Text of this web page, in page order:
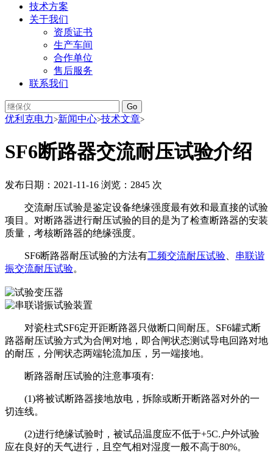
技术方案
关于我们
资质证书
生产车间
合作单位
售后服务
联系我们
Go
优利克电力>新闻中心>技术文章>
SF6断路器交流耐压试验介绍
发布日期：2021-11-16 浏览：2845 次
交流耐压试验是鉴定设备绝缘强度最有效和最直接的试验
项目。对断路器进行耐压试验的目的是为了检查断路器的安装
质量，考核断路器的绝缘强度。
SF6断路器耐压试验的方法有工频交流耐压试验
串联谐
振交流耐压试验。
对瓷柱式SF6定开距断路器只做断口间耐压。SF6罐式断
路器耐压试验方式为合闸对地，即合闸状态测试导电回路对地
的耐压，分闸状态两端轮流加压，另一端接地。
断路器耐压试验的注意事项有:
(1)将被试断路器接地放电，拆除或断开断路器对外的一
切连线。
(2)进行绝缘试验时，被试品温度应不低于+5C.户外试验
应在良好的天气进行，且空气相对湿度一般不高于80%。